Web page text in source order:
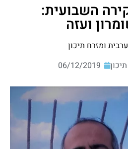
השבועית:
ועזה
ומזרח תיכון
06/12/2019